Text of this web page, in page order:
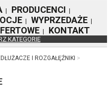
PRODUCENCI
| WYPRZEDAŻE|
| KONTAKT
KATEGORIE
I ROZGAŁĘŹNIKI